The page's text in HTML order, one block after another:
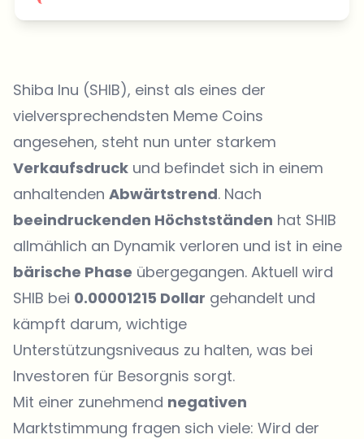
Shiba Inu (SHIB), einst als eines der
vielversprechendsten Meme Coins
angesehen, steht nun unter starkem
Verkaufsdruck und befindet sich in einem
anhaltenden Abwärtstrend. Nach
beeindruckenden Höchstständen hat SHIB
allmählich an Dynamik verloren und ist in eine
bärische Phase übergegangen. Aktuell wird
SHIB bei 0.00001215 Dollar gehandelt und
kämpft darum, wichtige
Unterstützungsniveaus zu halten, was bei
Investoren für Besorgnis sorgt.
Mit einer zunehmend negativen
Marktstimmung fragen sich viele: Wird der